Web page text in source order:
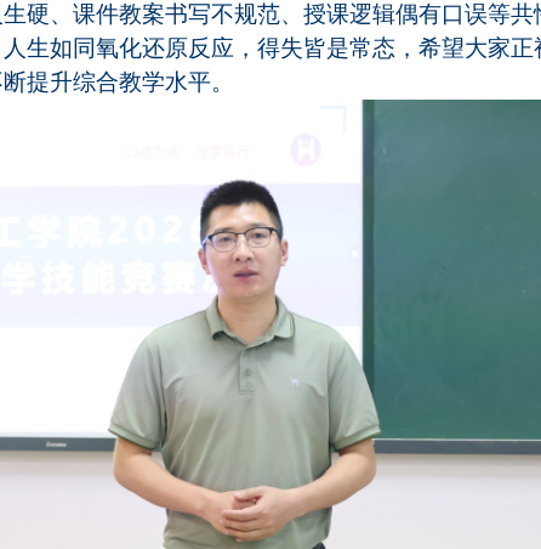
硬、课件教案书写不规范、授课逻辑偶有口误等
生如同氧化还原反应，得失皆是常态，希望大家
提升综合教学水平。